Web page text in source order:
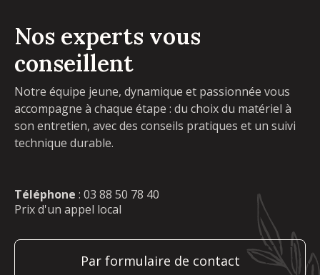
Nos experts vous
conseillent
Notre équipe jeune, dynamique et passionnée vous
accompagne à chaque étape : du choix du matériel à
son entretien, avec des conseils pratiques et un suivi
technique durable.
Téléphone : 03 88 50 78 40
Prix d'un appel local
Par formulaire de contact